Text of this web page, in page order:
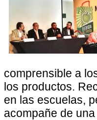
comprensible a
los productos.
en las escuelas,
acompañe de